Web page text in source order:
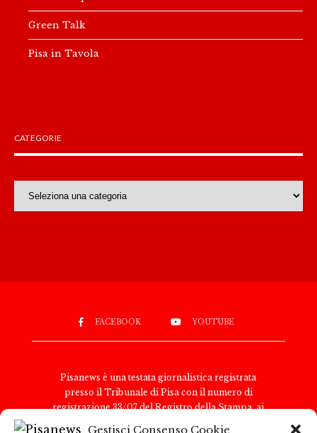
Gestisci Consenso Cookie
Green Talk
Pisa in Tavola
CATEGORIE
Categorie
FACEBOOK YOUTUBE
Pisanews è una testata giornalistica registrata
presso il Tribunale di Pisa con il numero di
registrazione 33/07 del Registro della Stampa, ai